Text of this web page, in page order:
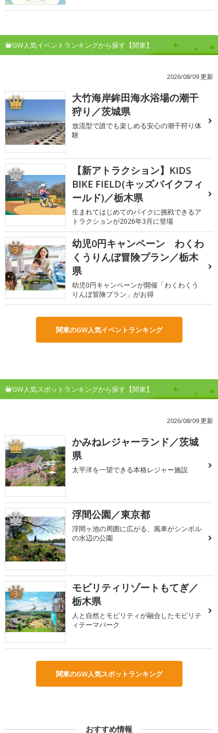
GW人気イベントランキングから探す【関東】
2026/08/09 更新
1
大竹海岸鉾田海水浴場の潮干
狩り／茨城県
放流型で誰でも楽しめる安心の潮干狩り体
験
2
【新アトラクション】KIDS
BIKE FIELD(キッズバイクフィ
ールド)／栃木県
生まれてはじめてのバイクに挑戦できるア
トラクションが2026年3月に登場
3
幼児0円キャンペーン わくわ
くうりんぼ冒険プラン／栃木
県
幼児0円キャンペーンが開催「わくわくう
りんぼ冒険プラン」がお得
関東のGW人気イベントランキング
GW人気スポットランキングから探す【関東】
2026/08/09 更新
1
かみねレジャーランド／茨城
県
太平洋を一望できる本格レジャー施設
2 浮間公園／東京都
浮間ヶ池の周囲に広がる、風車がシンボル
の水辺の公園
3
モビリティリゾートもてぎ／
栃木県
人と自然とモビリティが融合したモビリテ
ィテーマパーク
関東のGW人気スポットランキング
おすすめ情報